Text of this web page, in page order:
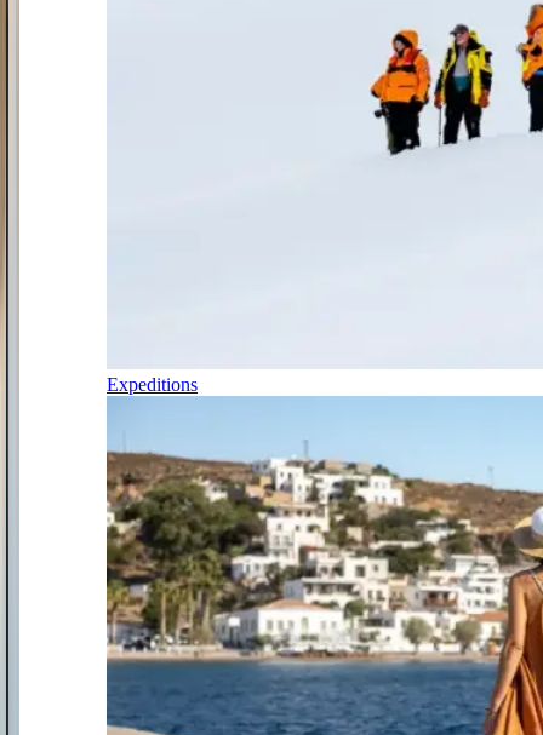
Expeditions